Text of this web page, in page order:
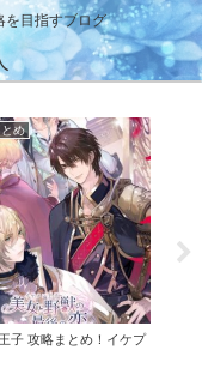
を目指すブログ
とめ！
■メビウス・コード
メビウスコード 攻略